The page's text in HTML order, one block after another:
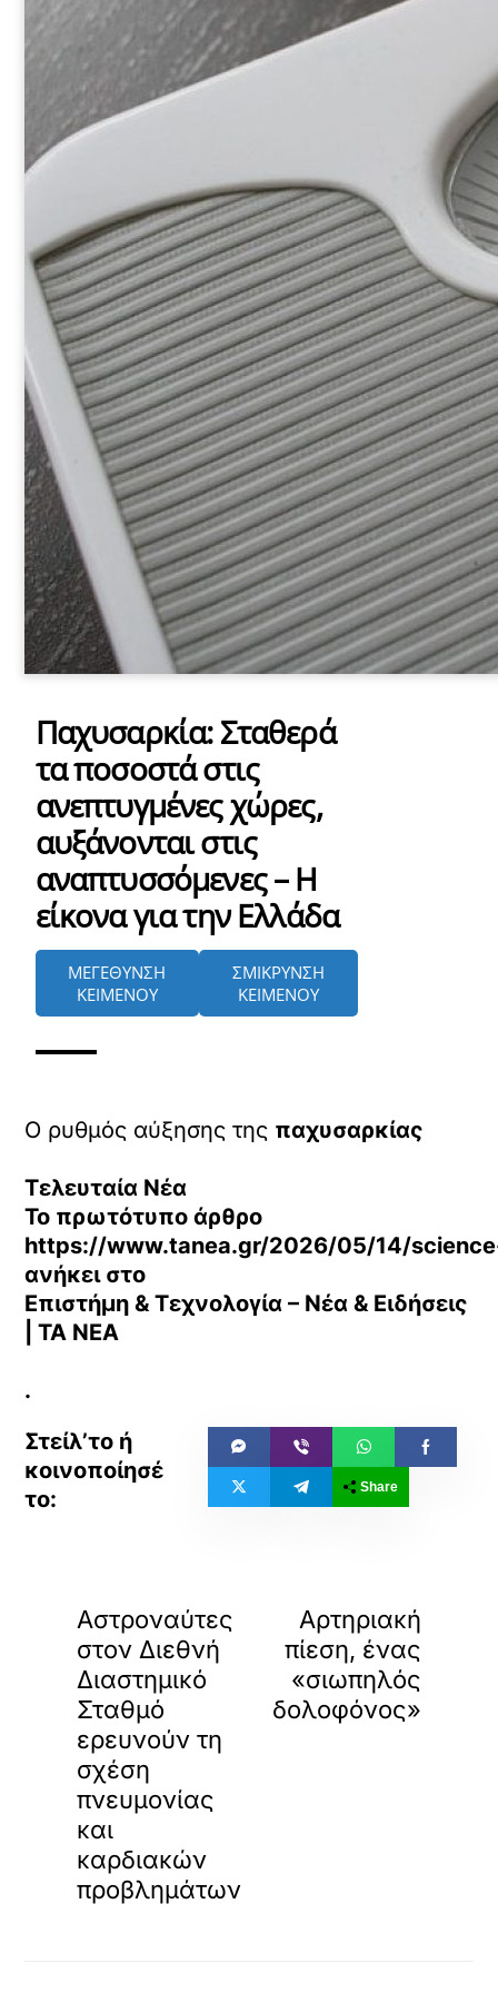
Παχυσαρκία: Σταθερά
τα ποσοστά στις
ανεπτυγμένες χώρες,
αυξάνονται στις
αναπτυσσόμενες – Η
είκονα για την Ελλάδα
ΜΕΓΕΘΥΝΣΗ
ΚΕΙΜΕΝΟΥ
ΣΜΙΚΡΥΝΣΗ
ΚΕΙΜΕΝΟΥ
Ο ρυθμός αύξησης της παχυσαρκίας
Τελευταία Νέα
Το πρωτότυπο άρθρο
https://www.tanea.gr/2026/05/14/
ανήκει στο
Επιστήμη & Τεχνολογία – Νέα & Ειδήσεις
| ΤΑ ΝΕΑ
.
Share
Αστροναύτες
στον Διεθνή
Διαστημικό
Σταθμό
ερευνούν τη
σχέση
πνευμονίας
και
καρδιακών
προβλημάτων
Αρτηριακή
πίεση, ένας
«σιωπηλός
δολοφόνος»